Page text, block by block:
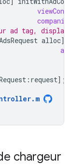
ad tag,
alloc]
: request];
. m
chargeur